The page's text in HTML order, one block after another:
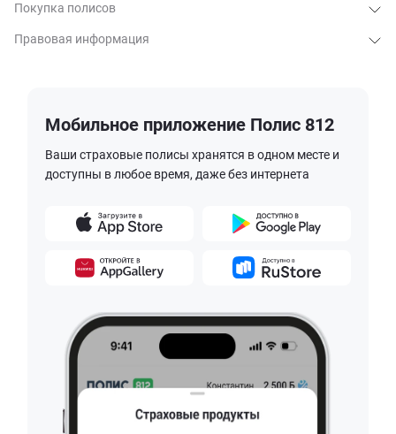
Покупка полисов
Правовая информация
Мобильное приложение Полис 812
Ваши страховые полисы хранятся в одном месте и
доступны в любое время, даже без интернета